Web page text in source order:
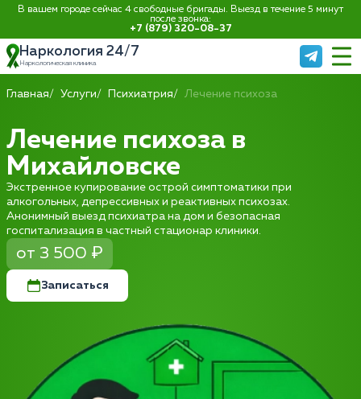
В вашем городе сейчас 4 свободные бригады. Выезд в течение 5 минут
после звонка:
+7 (879) 320-08-37
Наркология 24/7
Наркологическая клиника
Главная Услуги Психиатрия Лечение психоза
Лечение психоза в
Михайловске
Экстренное купирование острой симптоматики при
алкогольных, депрессивных и реактивных психозах.
Анонимный выезд психиатра на дом и безопасная
госпитализация в частный стационар клиники.
от 3 500 ₽
Записаться